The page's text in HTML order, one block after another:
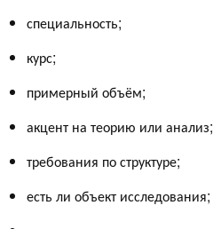
специальность;
курс;
примерный объём;
акцент на теорию или анализ;
требования по структуре;
есть ли объект исследования;